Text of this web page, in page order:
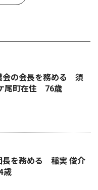
会の会長を務める 須
尾町在住 76歳
長を務める 稲実 俊介
歳